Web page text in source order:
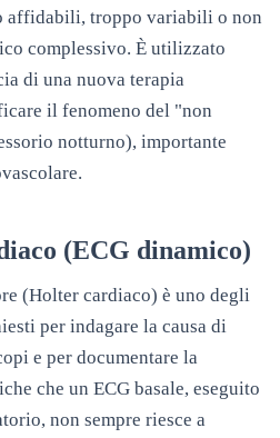
affidabili, troppo variabili o non
complessivo. È utilizzato
di una nuova terapia
il fenomeno del "non
notturno), importante
(ECG dinamico)
(Holter cardiaco) è uno degli
per indagare la causa di
e per documentare la
che un ECG basale, eseguito
non sempre riesce a